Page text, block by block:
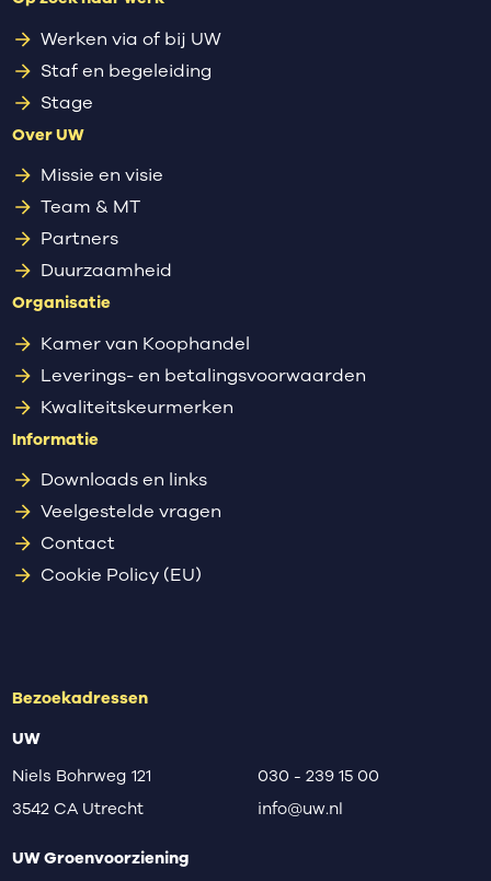
Werken via of bij UW
Staf en begeleiding
Stage
Over UW
Missie en visie
Team & MT
Partners
Duurzaamheid
Organisatie
Kamer van Koophandel
Leverings- en betalingsvoorwaarden
Kwaliteitskeurmerken
Informatie
Downloads en links
Veelgestelde vragen
Contact
Cookie Policy (EU)
Bezoekadressen
UW
Niels Bohrweg 121
3542 CA Utrecht
030 - 239 15 00
info@uw.nl
UW Groenvoorziening